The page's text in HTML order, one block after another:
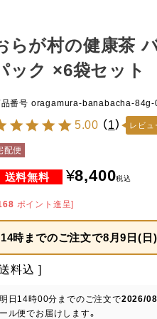
らが村の健康茶
ック ×6袋セット
番号 oragamura-banabacha-84g-
5.00 （1） レビュ
配便
¥8,400税込
ポイント進呈]
14時までのご注文で8月9日(日
料込
日 14時00分 までのご注文で2026/08/
ル便でお届けします。